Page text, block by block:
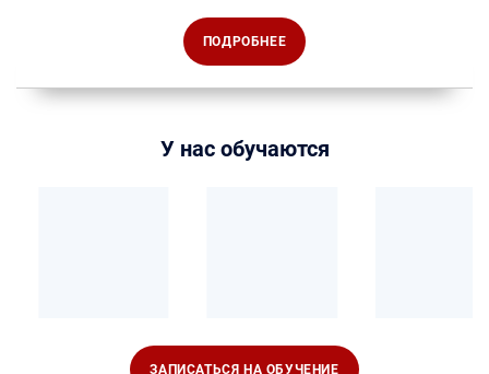
Как найти Вашу организацию в Реестре